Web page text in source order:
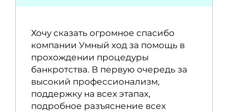
Хочу сказать огромное спасибо
компании Умный ход за помощь в
прохождении процедуры
банкротства. В первую очередь за
высокий профессионализм,
поддержку на всех этапах,
подробное разъяснение всех